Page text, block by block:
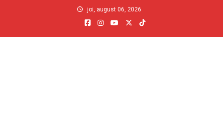
joi, august 06, 2026